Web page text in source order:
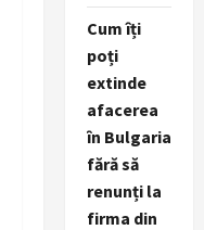
Cum îți
poți
extinde
afacerea
în Bulgaria
fără să
renunți la
firma din